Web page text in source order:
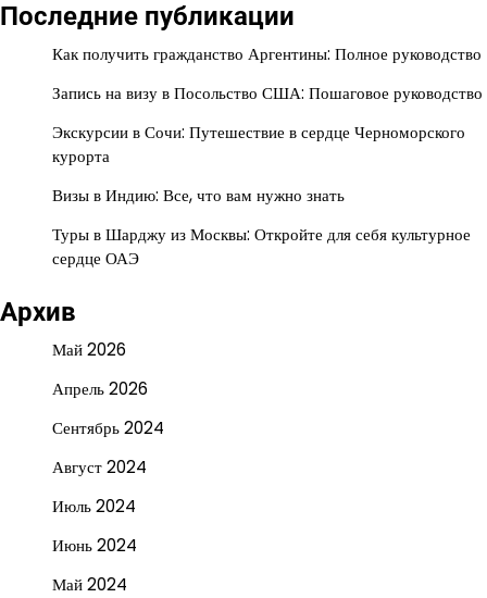
Последние публикации
Как получить гражданство Аргентины: Полное руководство
Запись на визу в Посольство США: Пошаговое руководство
Экскурсии в Сочи: Путешествие в сердце Черноморского
курорта
Визы в Индию: Все, что вам нужно знать
Туры в Шарджу из Москвы: Откройте для себя культурное
сердце ОАЭ
Архив
Май 2026
Апрель 2026
Сентябрь 2024
Август 2024
Июль 2024
Июнь 2024
Май 2024